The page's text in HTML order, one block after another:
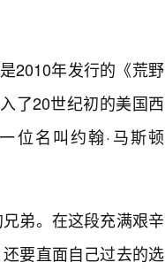
2010年发行的《荒野
了20世纪初的美国西
位名叫约翰·马斯顿
弟。在这段充满艰辛
要直面自己过去的选